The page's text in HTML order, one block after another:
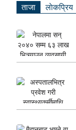
ताजा लाेकप्रिय